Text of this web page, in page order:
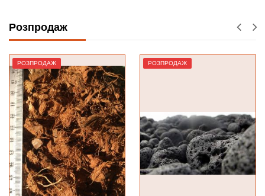
Розпродаж
РОЗПРОДАЖ РОЗПРОДАЖ